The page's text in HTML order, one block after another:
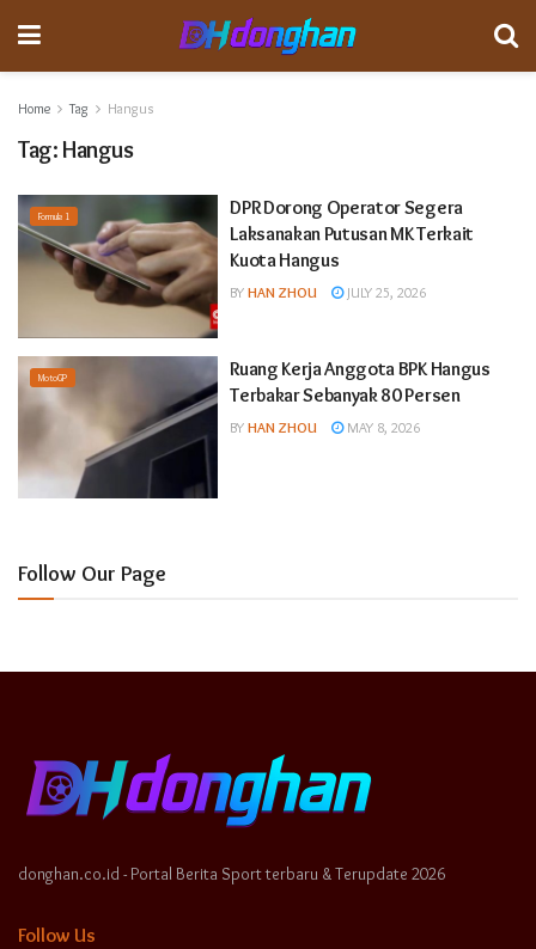
Home Tag Hangus
Tag: Hangus
Formula 1
DPR Dorong Operator Segera
Laksanakan Putusan MK Terkait
Kuota Hangus
BY HAN ZHOU JULY 25, 2026
MotoGP
Ruang Kerja Anggota BPK Hangus
Terbakar Sebanyak 80 Persen
BY HAN ZHOU MAY 8, 2026
Follow Our Page
donghan.co.id - Portal Berita Sport terbaru & Terupdate 2026
Follow Us